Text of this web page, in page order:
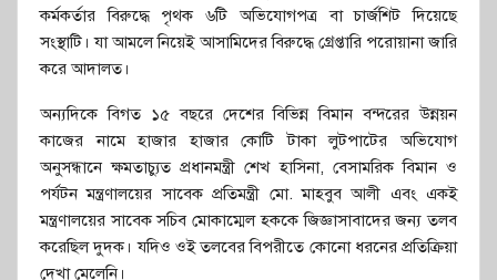
কর্মকর্তার বিরুদ্ধে পৃথক ৬টি অভিযোগপত্র বা চার্জশিট দিয়েছে
সংস্থাটি। যা আমলে নিয়েই আসামিদের বিরুদ্ধে গ্রেপ্তারি পরোয়ানা জারি
করে আদালত।
অন্যদিকে বিগত ১৫ বছরে দেশের বিভিন্ন বিমান বন্দরের উন্নয়ন
কাজের নামে হাজার হাজার কোটি টাকা লুটপাটের অভিযোগ
অনুসন্ধানে ক্ষমতাচ্যুত প্রধানমন্ত্রী শেখ হাসিনা, বেসামরিক বিমান ও
পর্যটন মন্ত্রণালয়ের সাবেক প্রতিমন্ত্রী মো. মাহবুব আলী এবং একই
মন্ত্রণালয়ের সাবেক সচিব মোকাম্মেল হককে জিজ্ঞাসাবাদের জন্য তলব
করেছিল দুদক। যদিও ওই তলবের বিপরীতে কোনো ধরনের প্রতিক্রিয়া
দেখা মেলেনি।